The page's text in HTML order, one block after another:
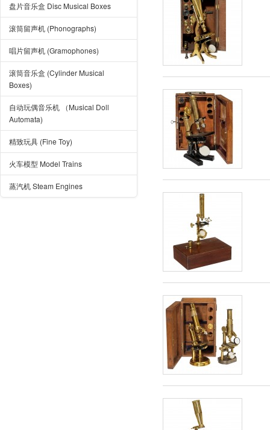
盘片音乐盒 Disc Musical Boxes
滚筒留声机 (Phonographs)
唱片留声机 (Gramophones)
滚筒音乐盒 (Cylinder Musical
Boxes)
自动玩偶音乐机 （Musical Doll
Automata)
精致玩具 (Fine Toy)
火车模型 Model Trains
蒸汽机 Steam Engines